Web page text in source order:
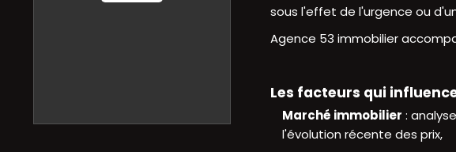
sous l'effet de l'urgence ou
Agence 53 immobilier
Les facteurs qui
Marché immobilier :
l'évolution récente des prix,